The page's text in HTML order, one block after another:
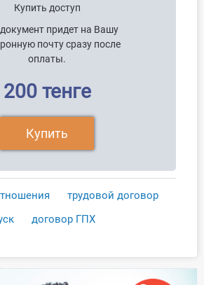
Купить доступ
придет на Вашу
почту сразу после
оплаты.
200 тенге
Купить
трудовой договор
договор ГПХ